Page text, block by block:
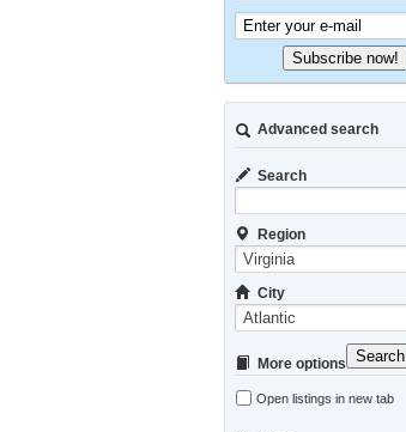
Subscribe now!
Advanced search
Search
Region
City
More options
Open listings in new tab
Search